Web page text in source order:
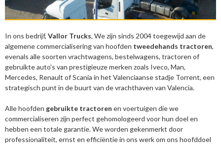
In ons bedrijf, Vallor Trucks, We zijn sinds 2004 toegewijd aan de
algemene commercialisering van hoofden tweedehands tractoren,
evenals alle soorten vrachtwagens, bestelwagens, tractoren of
gebruikte auto's van prestigieuze merken zoals Iveco, Man,
Mercedes, Renault of Scania in het Valenciaanse stadje Torrent, een
strategisch punt in de buurt van de vrachthaven van Valencia.
Alle hoofden gebruikte tractoren en voertuigen die we
commercialiseren zijn perfect gehomologeerd voor hun doel en
hebben een totale garantie. We worden gekenmerkt door
professionaliteit, ernst en efficiëntie in ons werk om ons hoofddoel